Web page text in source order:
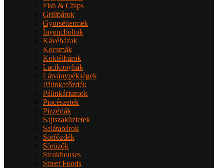
Fish & Chips
Grillbárok
Gyorséttermek
Ínyencboltok
Kávéházak
Kocsmák
Koktélbárok
Lacikonyhák
Látványpékségek
Pálinkafőzdék
Pálinkáriumok
Pincészetek
Pizzériák
Sajtszaküzletek
Salátabárok
Sörfőzdék
Sörözők
Steakhouses
Street Foods